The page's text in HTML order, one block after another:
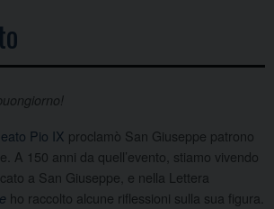
Pio IX proclamò San Giuseppe patrono
A 150 anni da quell’evento, stiamo vivendo
a San Giuseppe, e nella Lettera
ho raccolto alcune riflessioni sulla sua figura.